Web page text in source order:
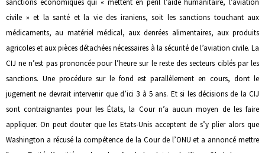
sanctions économiques qui « mettent en péril l’aide humanitaire, l’aviation
civile » et la santé et la vie des iraniens, soit les sanctions touchant aux
médicaments, au matériel médical, aux denrées alimentaires, aux produits
agricoles et aux pièces détachées nécessaires à la sécurité de l’aviation civile. La
CIJ ne n’est pas prononcée pour l’heure sur le reste des secteurs ciblés par les
sanctions. Une procédure sur le fond est parallèlement en cours, dont le
jugement ne devrait intervenir que d’ici 3 à 5 ans. Et si les décisions de la CIJ
sont contraignantes pour les États, la Cour n’a aucun moyen de les faire
appliquer. On peut douter que les Etats-Unis acceptent de s’y plier alors que
Washington a récusé la compétence de la Cour de l’ONU et a annoncé mettre